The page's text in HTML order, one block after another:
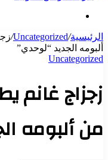
الرئيسية/
Uncategorized
/
ألبومه الجديد “لوحدي”
Uncategorized
زجزاج غانم
من ألبومه